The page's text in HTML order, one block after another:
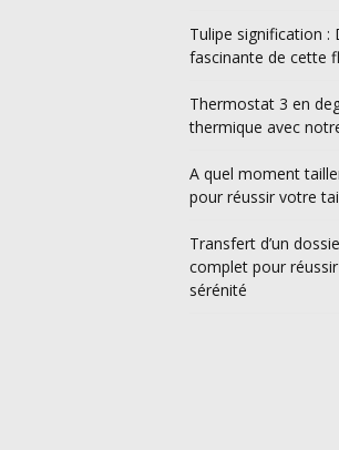
Tulipe signification :
fascinante de cette
Thermostat 3 en
thermique avec
A quel moment
pour réussir votre
Transfert d’un
complet pour
sérénité